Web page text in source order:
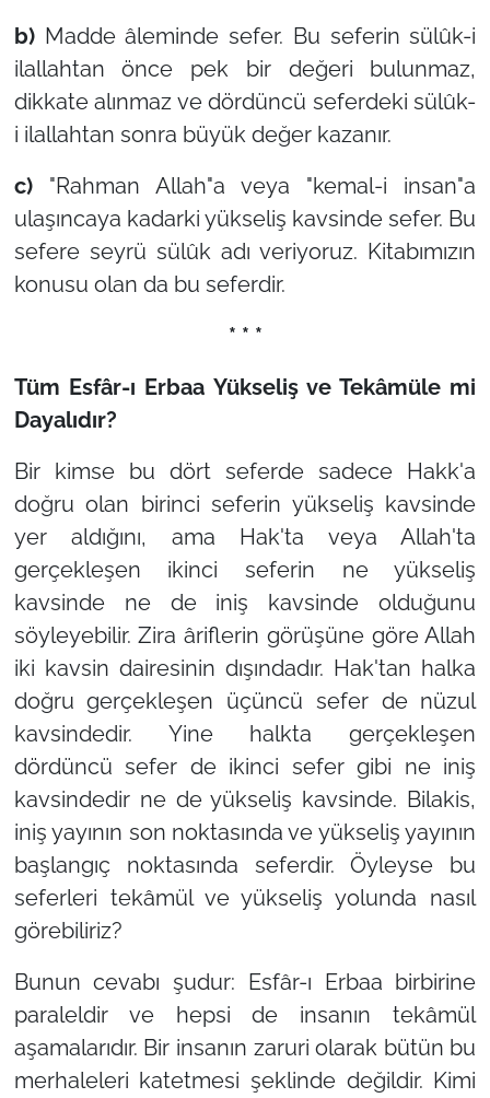
b) Madde âleminde sefer. Bu seferin sülûk-i
ilallahtan önce pek bir değeri bulunmaz,
dikkate alınmaz ve dördüncü seferdeki sülûk-
i ilallahtan sonra büyük değer kazanır.
c) "Rahman Allah"a veya "kemal-i insan"a
ulaşıncaya kadarki yükseliş kavsinde sefer. Bu
sefere seyrü sülûk adı veriyoruz. Kitabımızın
konusu olan da bu seferdir.
* * *
Tüm Esfâr-ı Erbaa Yükseliş ve Tekâmüle mi
Dayalıdır?
Bir kimse bu dört seferde sadece Hakk'a
doğru olan birinci seferin yükseliş kavsinde
yer aldığını, ama Hak'ta veya Allah'ta
gerçekleşen ikinci seferin ne yükseliş
kavsinde ne de iniş kavsinde olduğunu
söyleyebilir. Zira âriflerin görüşüne göre Allah
iki kavsin dairesinin dışındadır. Hak'tan halka
doğru gerçekleşen üçüncü sefer de nüzul
kavsindedir. Yine halkta gerçekleşen
dördüncü sefer de ikinci sefer gibi ne iniş
kavsindedir ne de yükseliş kavsinde. Bilakis,
iniş yayının son noktasında ve yükseliş yayının
başlangıç noktasında seferdir. Öyleyse bu
seferleri tekâmül ve yükseliş yolunda nasıl
görebiliriz?
Bunun cevabı şudur: Esfâr-ı Erbaa birbirine
paraleldir ve hepsi de insanın tekâmül
aşamalarıdır. Bir insanın zaruri olarak bütün bu
merhaleleri katetmesi şeklinde değildir. Kimi